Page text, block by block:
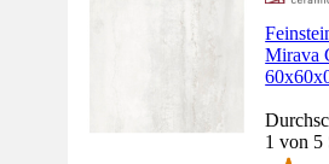
Mirava
1 von 5